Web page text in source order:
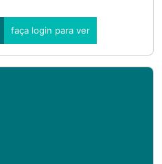
faça login para ver